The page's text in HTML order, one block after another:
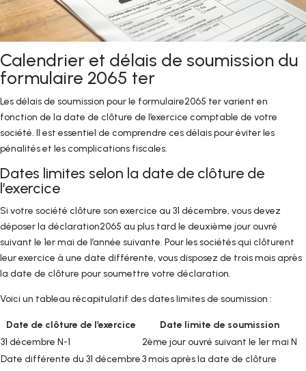
Calendrier et délais de soumission du
formulaire 2065 ter
Les délais de soumission pour le formulaire2065 ter varient en
fonction de la date de clôture de l’exercice comptable de votre
société. Il est essentiel de comprendre ces délais pour éviter les
pénalités et les complications fiscales.
Dates limites selon la date de clôture de
l’exercice
Si votre société clôture son exercice au 31 décembre, vous devez
déposer la déclaration2065 au plus tard le deuxième jour ouvré
suivant le 1er mai de l’année suivante. Pour les sociétés qui clôturent
leur exercice à une date différente, vous disposez de trois mois après
la date de clôture pour soumettre votre déclaration.
Voici un tableau récapitulatif des dates limites de soumission :
Date de clôture de l’exercice
Date limite de soumission
31 décembre N-1
2ème jour ouvré suivant le 1er mai N
Date différente du 31 décembre3 mois après la date de clôture